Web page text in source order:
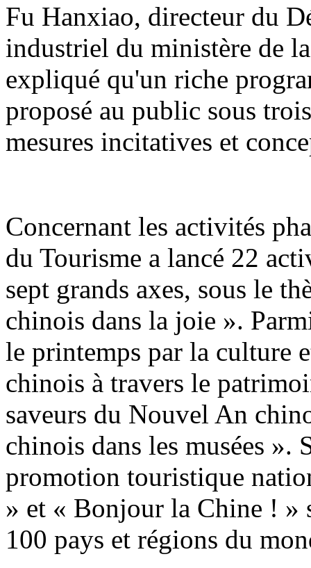
Fu Hanxiao, directeur du
industriel du ministère de
expliqué qu'un riche
proposé au public sous
mesures incitatives et
Concernant les activités
du Tourisme a lancé 22
sept grands axes, sous le
chinois dans la joie ».
le printemps par la culture
chinois à travers le
saveurs du Nouvel An
chinois dans les musées ».
promotion touristique
» et « Bonjour la Chine ! »
100 pays et régions du